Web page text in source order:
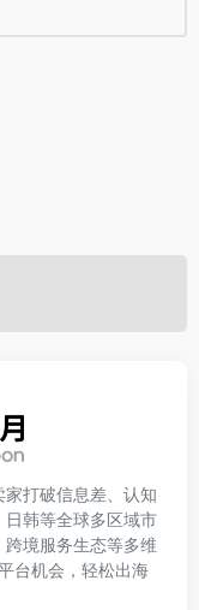
打破信息差、认知
韩等全球多区域市
境服务生态等多维
台机会，轻松出海